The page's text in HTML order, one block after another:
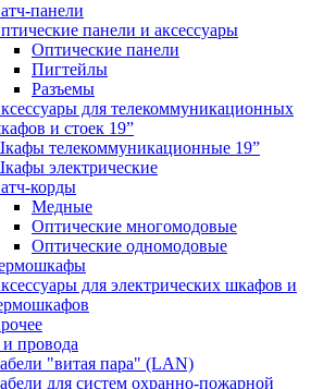
панели
панели и аксессуары
Оптические панели
Пигтейлы
Разъемы
для телекоммуникационных
и стоек 19”
телекоммуникационные 19”
электрические
корды
Медные
Оптические многомодовые
Оптические одномодовые
для электрических шкафов и
провода
"витая пара" (LAN)
для систем охранно-пожарной